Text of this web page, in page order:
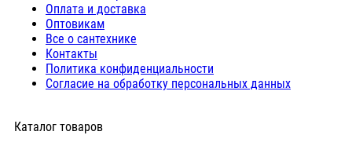
Оплата и доставка
Оптовикам
Все о сантехнике
Контакты
Политика конфиденциальности
Согласие на обработку персональных данных
Каталог товаров